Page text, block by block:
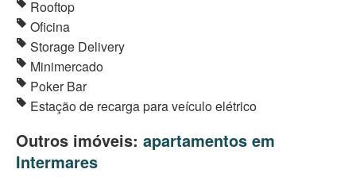
Rooftop
Oficina
Storage Delivery
Minimercado
Poker Bar
Estação de recarga para veículo elétrico
Outros imóveis: apartamentos em
Intermares